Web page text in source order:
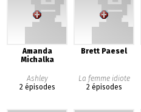
Amanda
Michalka
Ashley
2 épisodes
Brett Paesel
La femme idiote
2 épisodes